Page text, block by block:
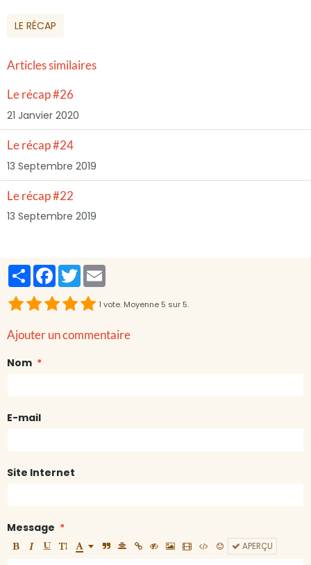
LE RÉCAP
Articles similaires
Le récap #26
21 Janvier 2020
Le récap #24
13 Septembre 2019
Le récap #22
13 Septembre 2019
PartagerFacebook
Twitter
1 vote. Moyenne 5 sur 5.
Ajouter un commentaire
Nom
E-mail
Site Internet
Message
APERÇU